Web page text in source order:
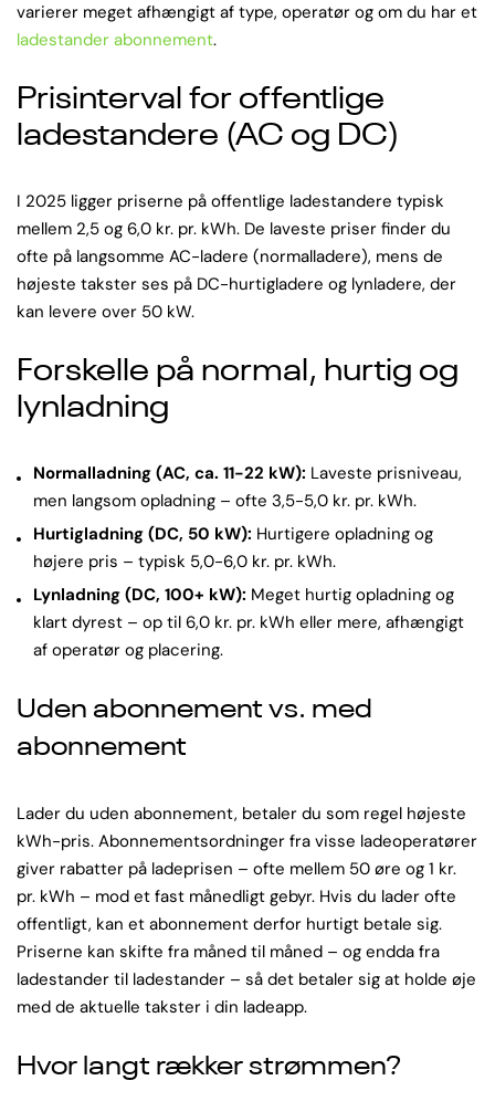
varierer meget afhængigt af type, operatør og om du har et
ladestander abonnement.
Prisinterval for offentlige
ladestandere (AC og DC)
I 2025 ligger priserne på offentlige ladestandere typisk
mellem 2,5 og 6,0 kr. pr. kWh. De laveste priser finder du
ofte på langsomme AC-ladere (normalladere), mens de
højeste takster ses på DC-hurtigladere og lynladere, der
kan levere over 50 kW.
Forskelle på normal, hurtig og
lynladning
Normalladning (AC, ca. 11-22 kW): Laveste prisniveau,
men langsom opladning – ofte 3,5-5,0 kr. pr. kWh.
Hurtigladning (DC, 50 kW): Hurtigere opladning og
højere pris – typisk 5,0-6,0 kr. pr. kWh.
Lynladning (DC, 100+ kW): Meget hurtig opladning og
klart dyrest – op til 6,0 kr. pr. kWh eller mere, afhængigt
af operatør og placering.
Uden abonnement vs. med
abonnement
Lader du uden abonnement, betaler du som regel højeste
kWh-pris. Abonnementsordninger fra visse ladeoperatører
giver rabatter på ladeprisen – ofte mellem 50 øre og 1 kr.
pr. kWh – mod et fast månedligt gebyr. Hvis du lader ofte
offentligt, kan et abonnement derfor hurtigt betale sig.
Priserne kan skifte fra måned til måned – og endda fra
ladestander til ladestander – så det betaler sig at holde øje
med de aktuelle takster i din ladeapp.
Hvor langt rækker strømmen?